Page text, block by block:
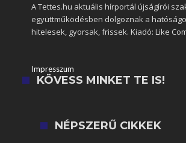
A Tettes.hu aktuális hírportál újságírói
együttműködésben dolgoznak a
hitelesek, gyorsak, frissek. Kiadó: Like
Impresszum
KÖVESS MINKET TE IS!
NÉPSZERŰ CIKKEK